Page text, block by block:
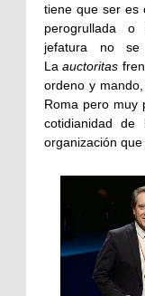
tiene que ser es
perogrullada o
jefatura no
Laauctoritas
ordeno y
Roma pero muy
cotidianidad
organización